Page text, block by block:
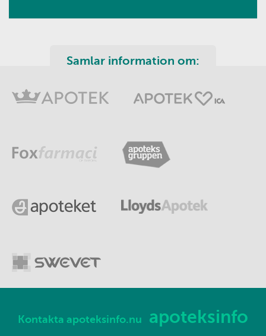
Samlar information om:
Kontakta apoteksinfo.nu apoteksinfo